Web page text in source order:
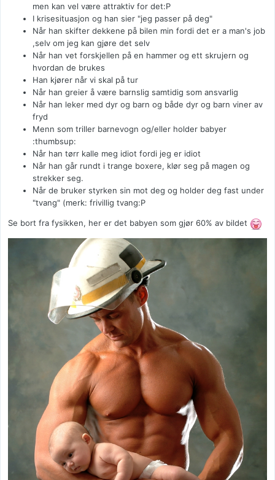
men kan vel være attraktiv for det:P
I krisesituasjon og han sier "jeg passer på deg"
Når han skifter dekkene på bilen min fordi det er a man's job
,selv om jeg kan gjøre det selv
Når han vet forskjellen på en hammer og ett skrujern og
hvordan de brukes
Han kjører når vi skal på tur
Når han greier å være barnslig samtidig som ansvarlig
Når han leker med dyr og barn og både dyr og barn viner av
fryd
Menn som triller barnevogn og/eller holder babyer
:thumbsup:
Når han tørr kalle meg idiot fordi jeg er idiot
Når han går rundt i trange boxere, klør seg på magen og
strekker seg.
Når de bruker styrken sin mot deg og holder deg fast under
"tvang" (merk: frivillig tvang:P
Se bort fra fysikken, her er det babyen som gjør 60% av bildet